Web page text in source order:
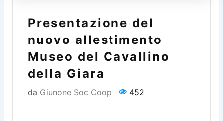
Presentazione del
nuovo allestimento
Museo del Cavallino
della Giara
da Giunone Soc Coop 452